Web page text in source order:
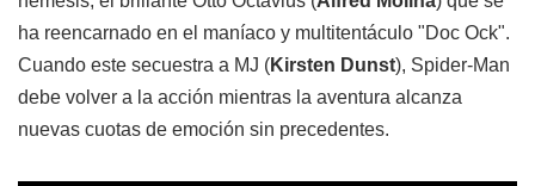
ha reencarnado en el maníaco y multitentáculo "Doc Ock".
Cuando este secuestra a MJ (Kirsten Dunst), Spider-Man
debe volver a la acción mientras la aventura alcanza
nuevas cuotas de emoción sin precedentes.